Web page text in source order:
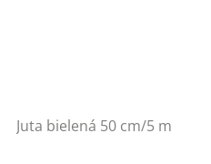
Juta bielená 50 cm/5 m